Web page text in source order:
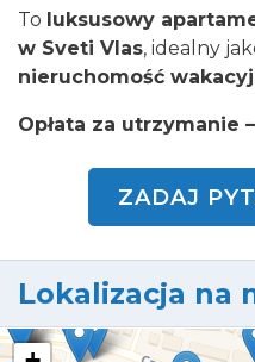
To luksusowy
w Sveti Vlas, idealny
nieruchomość
Opłata za utrzymanie
ZADAJ
Lokalizacja na